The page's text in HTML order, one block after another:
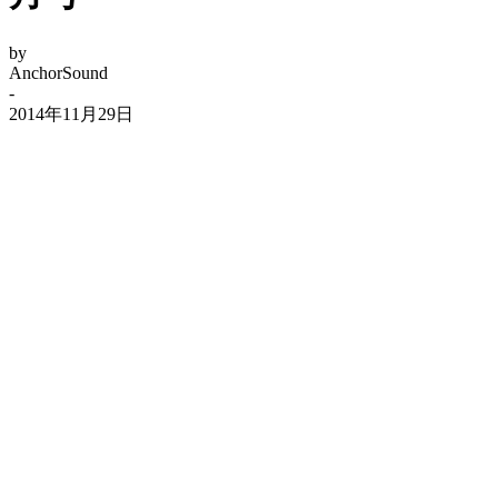
by
AnchorSound
-
2014年11月29日